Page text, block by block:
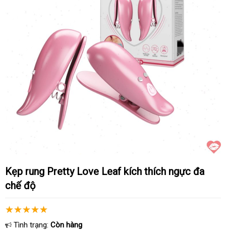
Kẹp rung Pretty Love Leaf kích thích ngực đa
chế độ
Tình trạng: Còn hàng